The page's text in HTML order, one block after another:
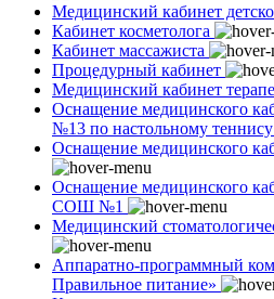
Медицинский кабинет
Кабинет косметолога
Кабинет массажиста
Процедурный кабинет
Медицинский кабинет
Оснащение медицинского
№13 по настольному теннису
Оснащение медицинского
Оснащение медицинского
СОШ №1
Медицинский
Аппаратно-программный
Правильное питание»